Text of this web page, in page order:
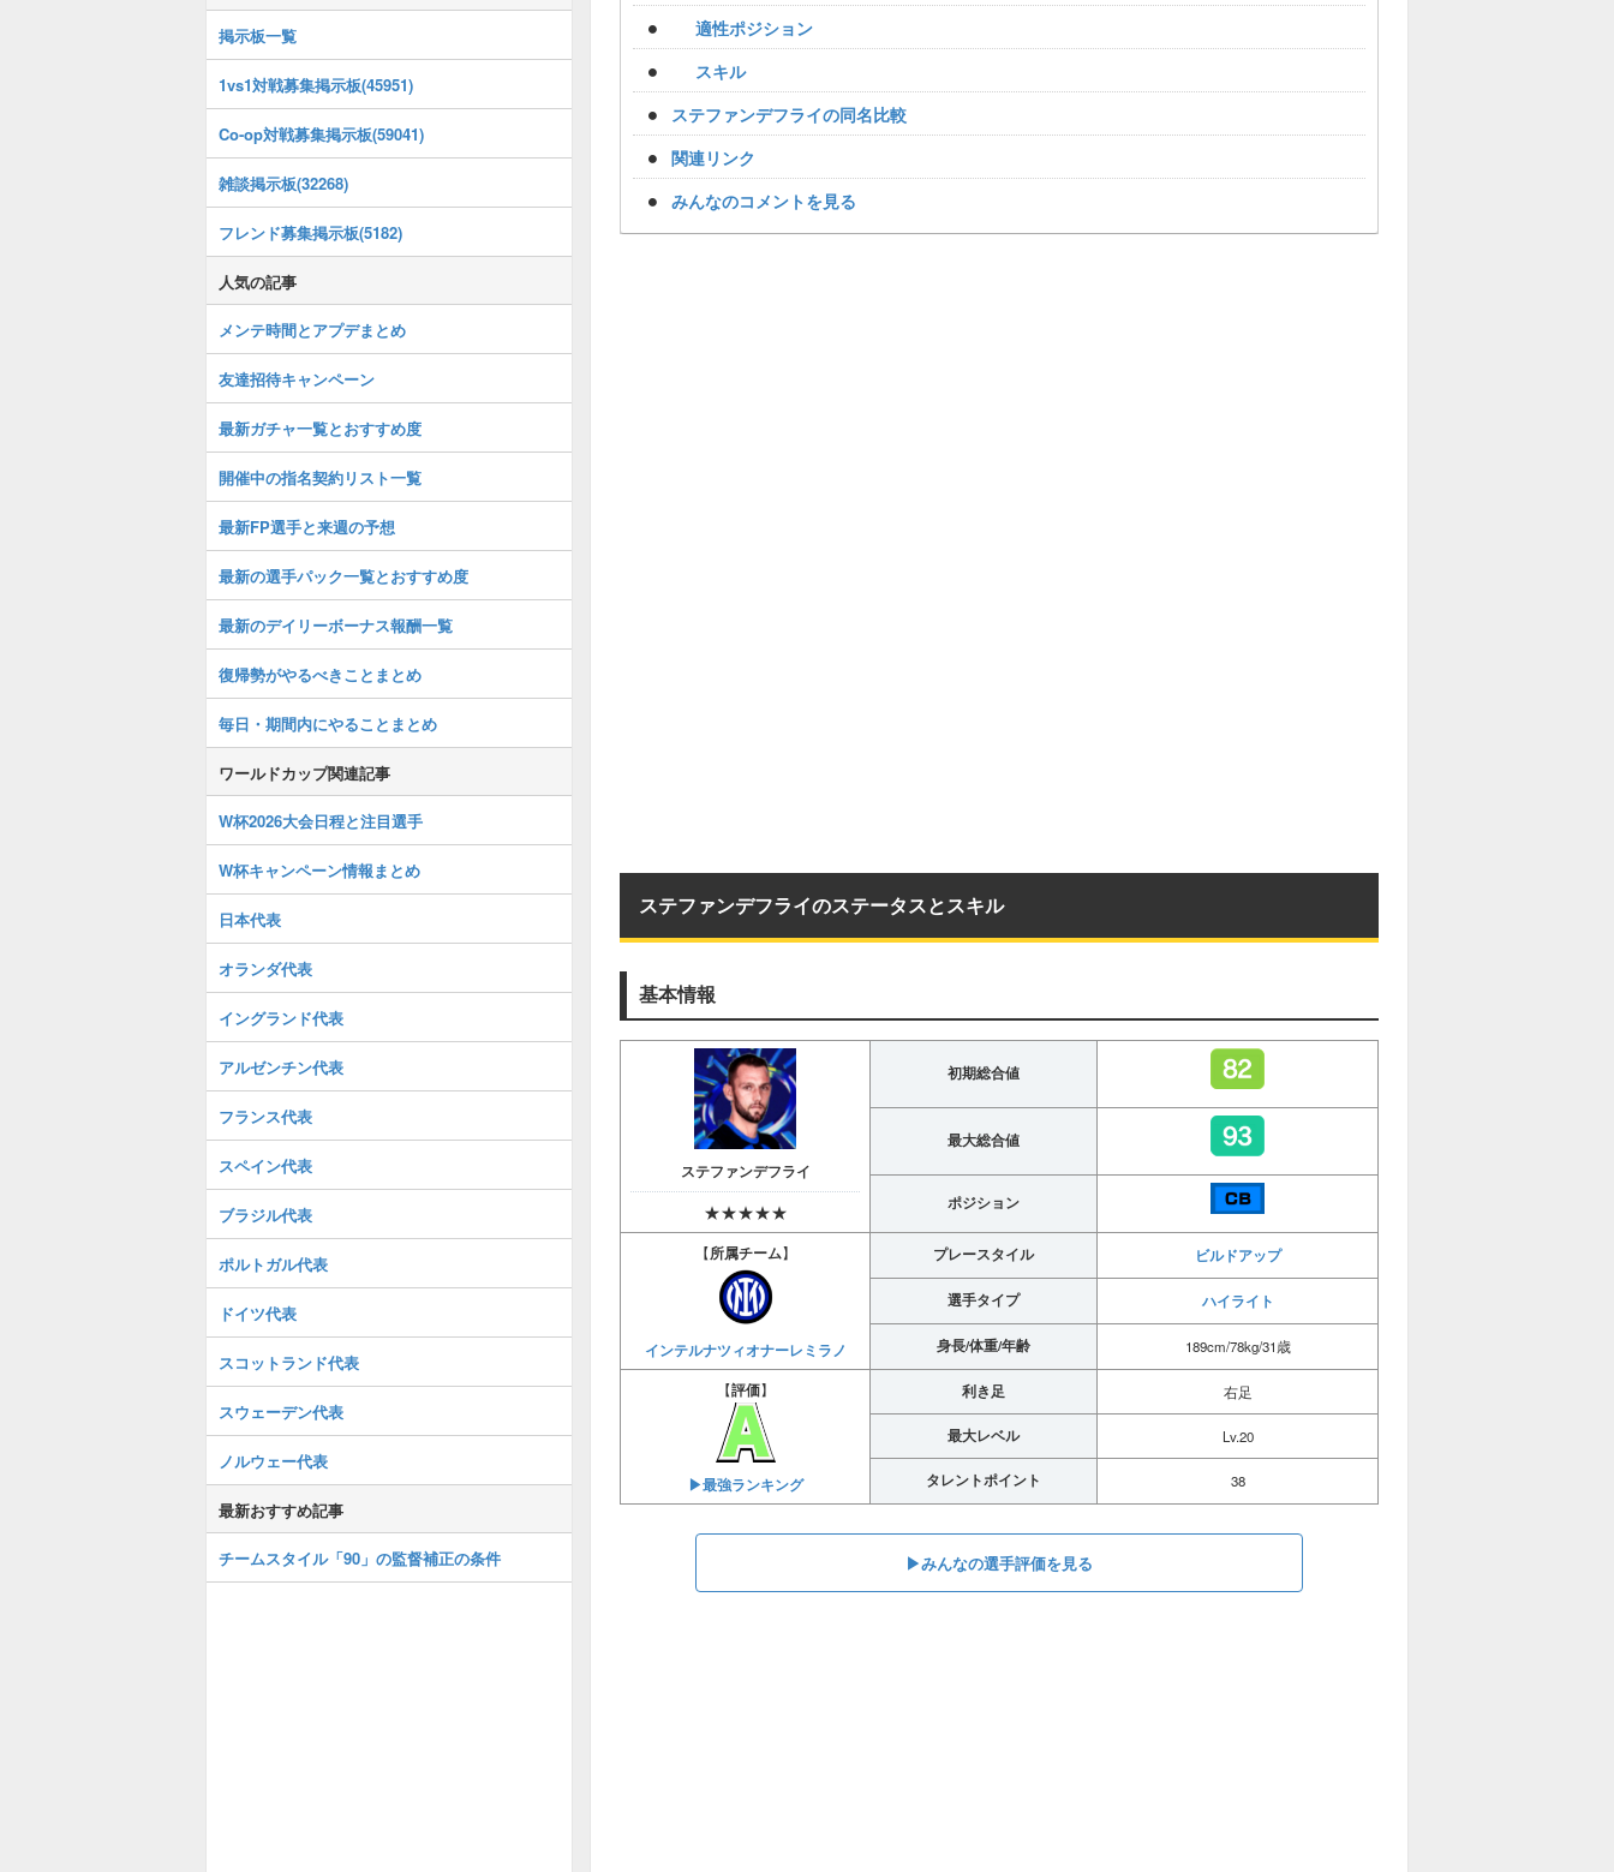
適性ポジション
スキル
ステファンデフライの同名比較
関連リンク
みんなのコメントを見る
ステファンデフライのステータスとスキル
基本情報
ステファンデフライ
★★★★★
初期総合値
最大総合値
ポジション
【所属チーム】
インテルナツィオナーレミラノ
プレースタイル ビルドアップ
選手タイプ ハイライト
身長/体重/年齢 189cm/78kg/31歳
【評価】
▶︎最強ランキング
利き足 右足
最大レベル Lv.20
タレントポイント 38
▶︎みんなの選手評価を見る
掲示板一覧
1vs1対戦募集掲示板(45951)
Co-op対戦募集掲示板(59041)
雑談掲示板(32268)
フレンド募集掲示板(5182)
人気の記事
メンテ時間とアプデまとめ
友達招待キャンペーン
最新ガチャ一覧とおすすめ度
開催中の指名契約リスト一覧
最新FP選手と来週の予想
最新の選手パック一覧とおすすめ度
最新のデイリーボーナス報酬一覧
復帰勢がやるべきことまとめ
毎日・期間内にやることまとめ
ワールドカップ関連記事
W杯2026大会日程と注目選手
W杯キャンペーン情報まとめ
日本代表
オランダ代表
イングランド代表
アルゼンチン代表
フランス代表
スペイン代表
ブラジル代表
ポルトガル代表
ドイツ代表
スコットランド代表
スウェーデン代表
ノルウェー代表
最新おすすめ記事
チームスタイル「90」の監督補正の条件